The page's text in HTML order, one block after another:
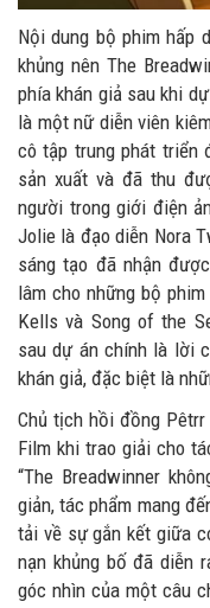
Nội dung bộ phim hấp
khủng nên The
phía khán giả sau khi
là một nữ diễn viên
cô tập trung phát triển
sản xuất và đã thu
người trong giới điện
Jolie là đạo diễn Nora
sáng tạo đã nhận
lâm cho những bộ
Kells và Song of the
sau dự án chính là lời
khán giả, đặc biệt là
Chủ tịch hồi đồng
Film khi trao giải cho
“The Breadwinner
giản, tác phẩm mang
tải về sự gắn kết giữa
nạn khủng bố đã diễn
góc nhìn của một câu